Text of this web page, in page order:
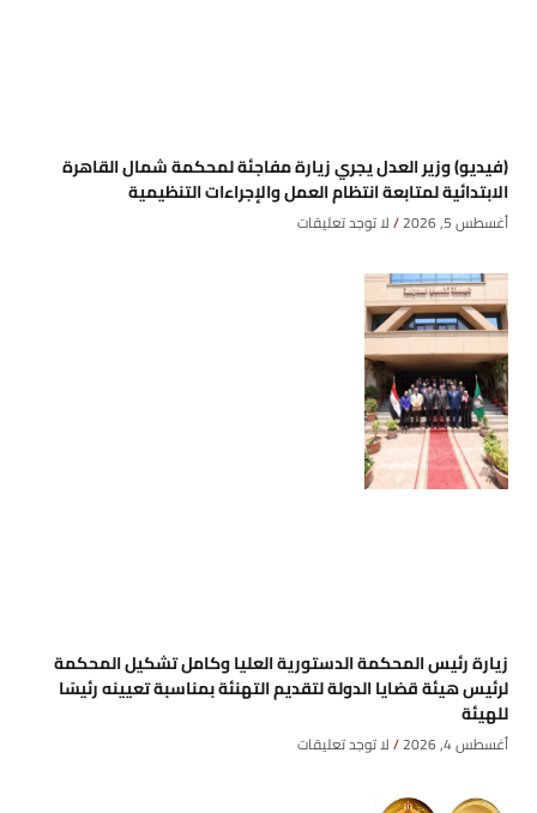
(فيديو) وزير العدل يجري زيارة مفاجئة لمحكمة شمال القاهرة
الابتدائية لمتابعة انتظام العمل والإجراءات التنظيمية
أغسطس 5, 2026 لا توجد تعليقات
زيارة رئيس المحكمة الدستورية العليا وكامل تشكيل المحكمة
لرئيس هيئة قضايا الدولة لتقديم التهنئة بمناسبة تعيينه رئيسًا
للهيئة
أغسطس 4, 2026 لا توجد تعليقات